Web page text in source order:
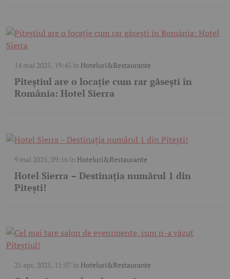
14 mai 2025, 19:45 în Hoteluri&Restaurante
Piteștiul are o locație cum rar găsești în
România: Hotel Sierra
9 mai 2025, 09:16 în Hoteluri&Restaurante
Hotel Sierra – Destinația numărul 1 din
Pitești!
25 apr. 2025, 11:07 în Hoteluri&Restaurante